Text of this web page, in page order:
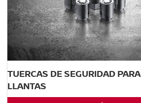
TUERCAS DE SEGURIDAD PARA
LLANTAS